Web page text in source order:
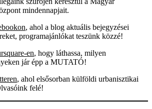
mindennapjait.
, ahol a blog aktuális bejegyzései
programajánlókat teszünk közzé!
en, hogy láthassa, milyen
jár épp a MUTATÓ!
, ahol elsősorban külföldi urbanisztikai
felé!